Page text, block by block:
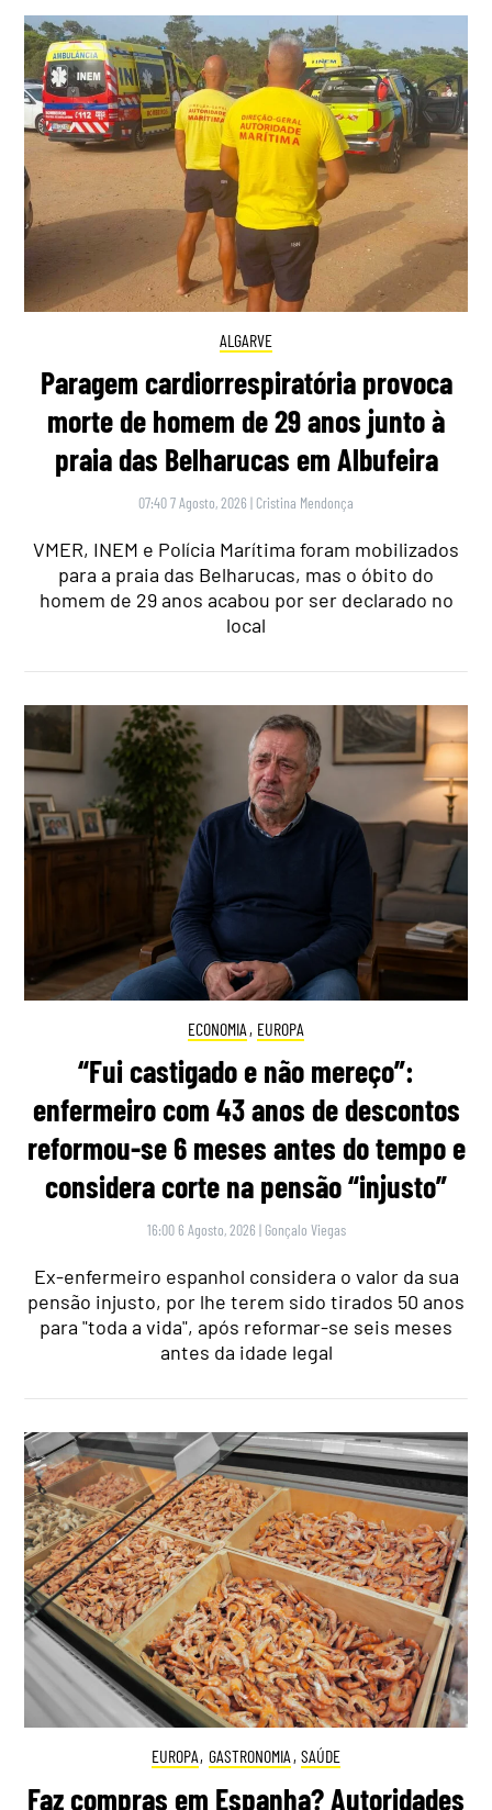
ALGARVE
Paragem cardiorrespiratória provoca
morte de homem de 29 anos junto à
praia das Belharucas em Albufeira
07:40 7 Agosto, 2026 | Cristina Mendonça
VMER, INEM e Polícia Marítima foram mobilizados
para a praia das Belharucas, mas o óbito do
homem de 29 anos acabou por ser declarado no
local
ECONOMIA , EUROPA
“Fui castigado e não mereço”:
enfermeiro com 43 anos de descontos
reformou-se 6 meses antes do tempo e
considera corte na pensão “injusto”
16:00 6 Agosto, 2026 | Gonçalo Viegas
Ex-enfermeiro espanhol considera o valor da sua
pensão injusto, por lhe terem sido tirados 50 anos
para "toda a vida", após reformar-se seis meses
antes da idade legal
EUROPA, GASTRONOMIA , SAÚDE
Faz compras em Espanha? Autoridades